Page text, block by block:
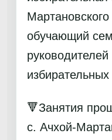
обучающий
🔻Занятия
с. Ачхой-